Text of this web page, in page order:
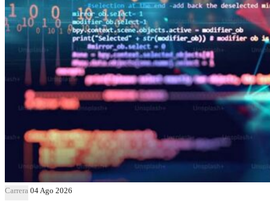
Carrera 04 Ago 2026